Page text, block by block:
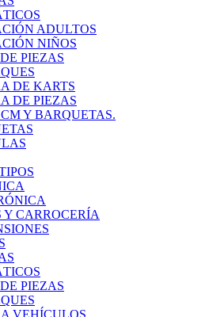
ADULTOS
NIÑOS
PIEZAS
DE KARTS
DE PIEZAS
Y BARQUETAS.
Y CARROCERÍA
PIEZAS
VEHÍCULOS